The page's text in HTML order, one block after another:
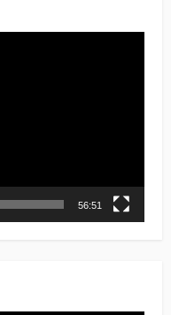
56:51